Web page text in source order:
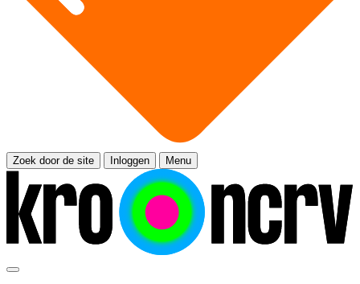
Zoek door de site Inloggen Menu